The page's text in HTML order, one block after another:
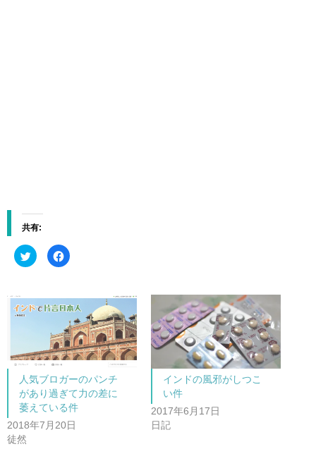
共有:
ク
リ
て
T
w
r
で
有
(
新
し
い
ウ
ィ
F
a
o
o
k
で
共
有
す
る
に
ク
リ
ッ
ク
し
て
く
人気ブロガーのパンチ
があり過ぎて力の差に
萎えている件
2018年7月20日
徒然
インドの風邪がしつこ
い件
2017年6月17日
日記